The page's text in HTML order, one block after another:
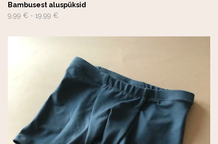
Bambusest aluspüksid
9,99 € - 19,99 €